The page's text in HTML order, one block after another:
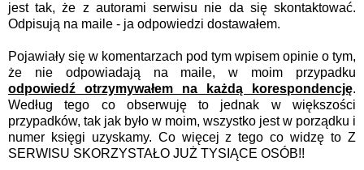
jest tak, że z autorami serwisu nie da się skontaktować.
Odpisują na maile - ja odpowiedzi dostawałem.
Pojawiały się w komentarzach pod tym wpisem opinie o tym,
że nie odpowiadają na maile, w moim przypadku
odpowiedź otrzymywałem na każdą korespondencję.
Według tego co obserwuję to jednak w większości
przypadków, tak jak było w moim, wszystko jest w porządku i
numer księgi uzyskamy. Co więcej z tego co widzę to Z
SERWISU SKORZYSTAŁO JUŻ TYSIĄCE OSÓB!!